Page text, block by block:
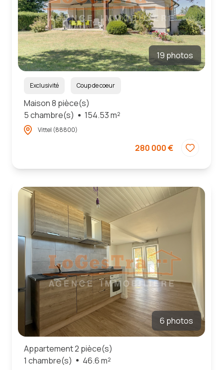
19 photos
Exclusivité Coup de coeur
Maison 8 pièce(s)
5 chambre(s)
154.53 m²
Vittel (88800)
280 000 €
6 photos
Appartement 2 pièce(s)
1 chambre(s)
46.6 m²